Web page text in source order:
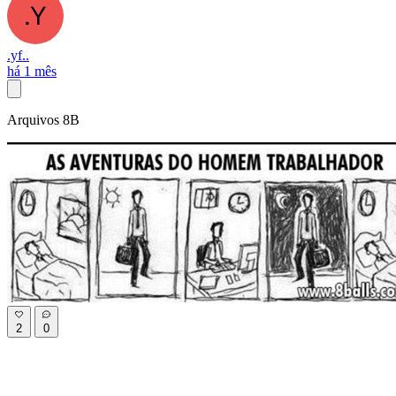
.yf..
há 1 mês
Arquivos 8B
2 0